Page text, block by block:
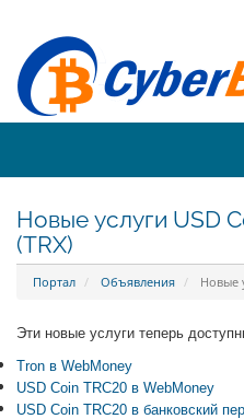
Новые услуги USD
(TRX)
Портал Объявления Новые
Эти новые услуги теперь
Tron в WebMoney
USD Coin TRC20 в WebMoney
USD Coin TRC20 в банковский